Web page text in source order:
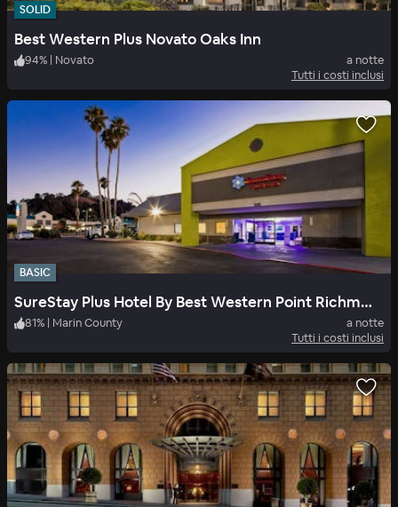
SOLID
Best Western Plus Novato Oaks Inn
94% | Novato
a notte
Tutti i costi inclusi
BASIC
SureStay Plus Hotel By Best Western Point Richmond
81% | Marin County
a notte
Tutti i costi inclusi